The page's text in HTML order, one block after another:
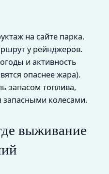
на сайте парка.
у рейнджеров.
и активность
опаснее жара).
запасом топлива,
колесами.
выживание